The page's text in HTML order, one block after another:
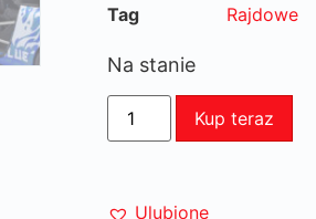
Tag
Rajdowe
Na stanie
Kup teraz
Ulubione